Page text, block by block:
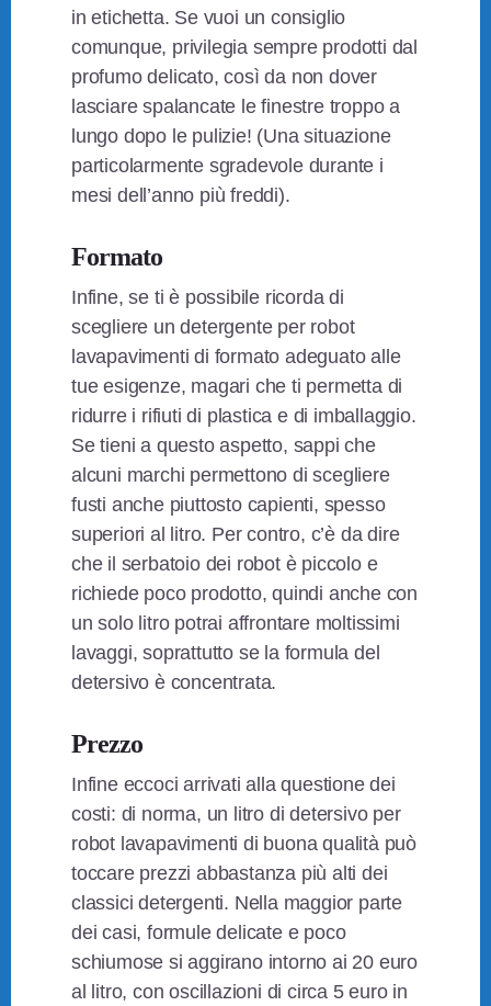
in etichetta. Se vuoi un consiglio
comunque, privilegia sempre prodotti dal
profumo delicato, così da non dover
lasciare spalancate le finestre troppo a
lungo dopo le pulizie! (Una situazione
particolarmente sgradevole durante i
mesi dell’anno più freddi).
Formato
Infine, se ti è possibile ricorda di
scegliere un detergente per robot
lavapavimenti di formato adeguato alle
tue esigenze, magari che ti permetta di
ridurre i rifiuti di plastica e di imballaggio.
Se tieni a questo aspetto, sappi che
alcuni marchi permettono di scegliere
fusti anche piuttosto capienti, spesso
superiori al litro. Per contro, c’è da dire
che il serbatoio dei robot è piccolo e
richiede poco prodotto, quindi anche con
un solo litro potrai affrontare moltissimi
lavaggi, soprattutto se la formula del
detersivo è concentrata.
Prezzo
Infine eccoci arrivati alla questione dei
costi: di norma, un litro di detersivo per
robot lavapavimenti di buona qualità può
toccare prezzi abbastanza più alti dei
classici detergenti. Nella maggior parte
dei casi, formule delicate e poco
schiumose si aggirano intorno ai 20 euro
al litro, con oscillazioni di circa 5 euro in